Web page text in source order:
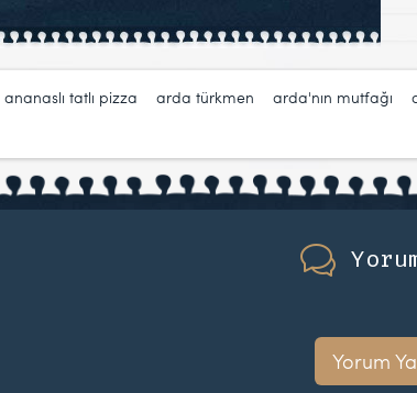
ananaslı tatlı pizza arda türkmen arda'nın mutfağı
Yorum